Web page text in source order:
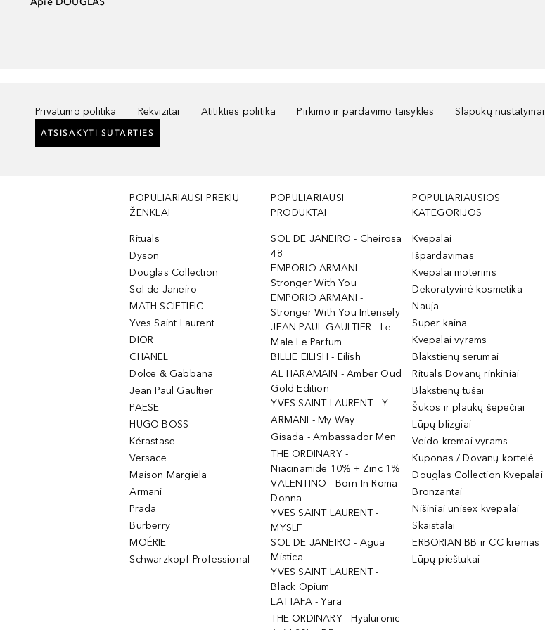
Privatumo politika Rekvizitai Atitikties politika Pirkimo ir pardavimo taisyklės Slapukų nustatymai
ATSISAKYTI SUTARTIES
POPULIARIAUSI PREKIŲ
ŽENKLAI
Rituals
Dyson
Douglas Collection
Sol de Janeiro
MATH SCIETIFIC
Yves Saint Laurent
DIOR
CHANEL
Dolce & Gabbana
Jean Paul Gaultier
PAESE
HUGO BOSS
Kérastase
Versace
Maison Margiela
Armani
Prada
Burberry
MOÉRIE
Schwarzkopf Professional
POPULIARIAUSI
PRODUKTAI
SOL DE JANEIRO - Cheirosa
48
EMPORIO ARMANI -
Stronger With You
EMPORIO ARMANI -
Stronger With You Intensely
JEAN PAUL GAULTIER - Le
Male Le Parfum
BILLIE EILISH - Eilish
AL HARAMAIN - Amber Oud
Gold Edition
YVES SAINT LAURENT - Y
ARMANI - My Way
Gisada - Ambassador Men
THE ORDINARY -
Niacinamide 10% + Zinc 1%
VALENTINO - Born In Roma
Donna
YVES SAINT LAURENT -
MYSLF
SOL DE JANEIRO - Agua
Mistica
YVES SAINT LAURENT -
Black Opium
LATTAFA - Yara
THE ORDINARY - Hyaluronic
POPULIARIAUSIOS
KATEGORIJOS
Kvepalai
Išpardavimas
Kvepalai moterims
Dekoratyvinė kosmetika
Nauja
Super kaina
Kvepalai vyrams
Blakstienų serumai
Rituals Dovanų rinkiniai
Blakstienų tušai
Šukos ir plaukų šepečiai
Lūpų blizgiai
Veido kremai vyrams
Kuponas / Dovanų kortelė
Douglas Collection Kvepalai
Bronzantai
Nišiniai unisex kvepalai
Skaistalai
ERBORIAN BB ir CC kremas
Lūpų pieštukai